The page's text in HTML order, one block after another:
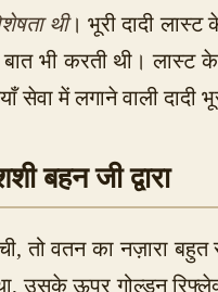
थी। भूरी दादी
भी करती थी। लास्ट
सेवा में लगाने वाली दादी
बहन जी द्वारा
तो वतन का नज़ारा
उसके ऊपर गोल्डन